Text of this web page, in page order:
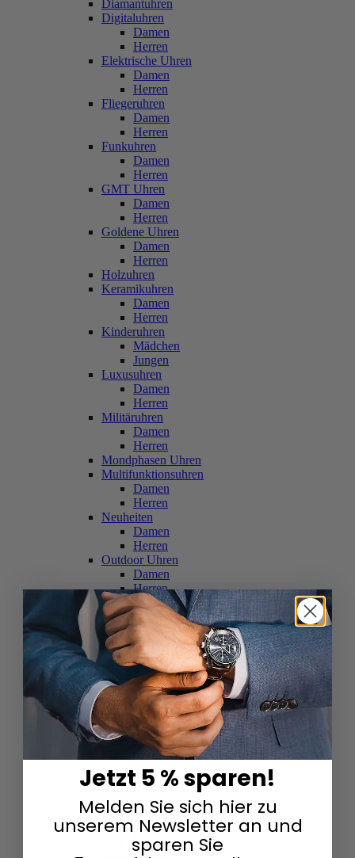
Diamantuhren
Digitaluhren
Damen
Herren
Elektrische Uhren
Damen
Herren
Fliegeruhren
Damen
Herren
Funkuhren
Damen
Herren
GMT Uhren
Damen
Herren
Goldene Uhren
Damen
Herren
Holzuhren
Keramikuhren
Damen
Herren
Kinderuhren
Mädchen
Jungen
Luxusuhren
Damen
Herren
Militäruhren
Damen
Herren
Mondphasen Uhren
Multifunktionsuhren
Damen
Herren
Neuheiten
Damen
Herren
Outdoor Uhren
Damen
Herren
Schweizer Uhren
Damen
Herren
Skelettuhren
Damen
Herren
Smartwatches
Damen
Herren
Solaruhren
Herren
Damen
Sportuhren
Damen
Herren
Swarovski & Edelsteine
Damen
Herren
Jetzt 5 % sparen!
Melden Sie sich hier zu
unserem Newsletter an und
sparen Sie